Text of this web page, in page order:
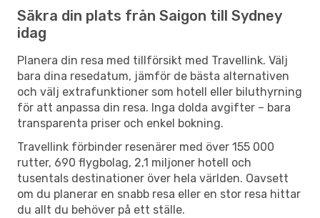
Säkra din plats från Saigon till Sydney
idag
Planera din resa med tillförsikt med Travellink. Välj
bara dina resedatum, jämför de bästa alternativen
och välj extrafunktioner som hotell eller biluthyrning
för att anpassa din resa. Inga dolda avgifter – bara
transparenta priser och enkel bokning.
Travellink förbinder resenärer med över 155 000
rutter, 690 flygbolag, 2,1 miljoner hotell och
tusentals destinationer över hela världen. Oavsett
om du planerar en snabb resa eller en stor resa hittar
du allt du behöver på ett ställe.